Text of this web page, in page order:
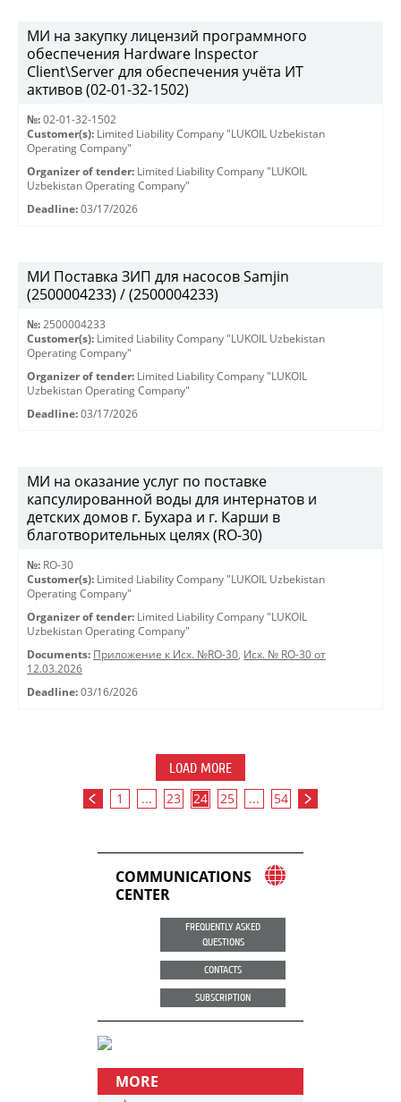
МИ на закупку лицензий программного
обеспечения Hardware Inspector
Client\Server для обеспечения учёта ИТ
активов (02-01-32-1502)
№: 02-01-32-1502
Customer(s): Limited Liability Company "LUKOIL Uzbekistan
Operating Company"
Organizer of tender: Limited Liability Company "LUKOIL
Uzbekistan Operating Company"
Deadline: 03/17/2026
МИ Поставка ЗИП для насосов Samjin
(2500004233) / (2500004233)
№: 2500004233
Customer(s): Limited Liability Company "LUKOIL Uzbekistan
Operating Company"
Organizer of tender: Limited Liability Company "LUKOIL
Uzbekistan Operating Company"
Deadline: 03/17/2026
МИ на оказание услуг по поставке
капсулированной воды для интернатов и
детских домов г. Бухара и г. Карши в
благотворительных целях (RO-30)
№: RO-30
Customer(s): Limited Liability Company "LUKOIL Uzbekistan
Operating Company"
Organizer of tender: Limited Liability Company "LUKOIL
Uzbekistan Operating Company"
Documents: Приложение к Исх. №RO-30, Исх. № RO-30 от
12.03.2026
Deadline: 03/16/2026
LOAD MORE
1 ... 23 24 25 ... 54
COMMUNICATIONS
CENTER
FREQUENTLY ASKED
QUESTIONS
CONTACTS
SUBSCRIPTION
MORE